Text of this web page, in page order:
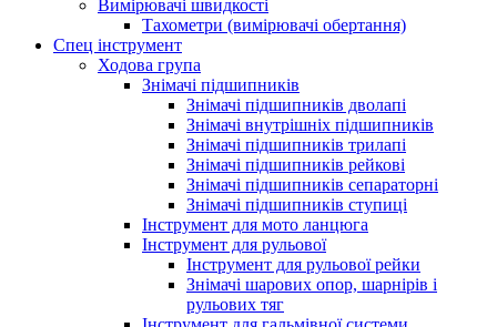
Вимірювачі швидкості
Тахометри (вимірювачі обертання)
Спец інструмент
Ходова група
Знімачі підшипників
Знімачі підшипників дволапі
Знімачі внутрішніх підшипників
Знімачі підшипників трилапі
Знімачі підшипників рейкові
Знімачі підшипників сепараторні
Знімачі підшипників ступиці
Інструмент для мото ланцюга
Інструмент для рульової
Інструмент для рульової рейки
Знімачі шарових опор, шарнірів і
рульових тяг